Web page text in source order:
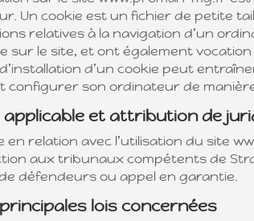
Un cookie est un fichier de petite
relatives à la navigation d’un
sur le site, et ont également
d’un cookie peut
configurer son ordinateur de
applicable et attribution de
en relation avec l’utilisation du site
aux tribunaux compétents de
défendeurs ou appel en garantie.
principales lois concernées